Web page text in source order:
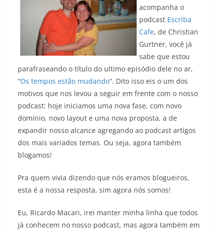
acompanha o
podcast Escriba
Cafe, de Christian
Gurtner, você já
sabe que estou
parafraseando o título do ultimo episódio dele no ar,
“Os tempos estão mudando“. Dito isso eis o um dos
motivos que nos levou a seguir em frente com o nosso
podcast: hoje iniciamos uma nova fase, com novo
domínio, novo layout e uma nova proposta, a de
expandir nosso alcance agregando ao podcast artigos
dos mais variados temas. Ou seja, agora também
blogamos!
Pra quem vivia dizendo que nós eramos blogueiros,
esta é a nossa resposta, sim agora nós somos!
Eu, Ricardo Macari, irei manter minha linha que todos
já conhecem no nosso podcast, mas agora também em